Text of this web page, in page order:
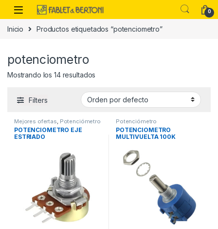
Skip to navigation
Skip to content
0
Inicio Productos etiquetados “potenciometro”
potenciometro
Mostrando los 14 resultados
Filters
Mejores ofertas Potenciómetro
POTENCIOMETRO EJE
ESTRIADO
Potenciómetro
POTENCIOMETRO
MULTIVUELTA 100K